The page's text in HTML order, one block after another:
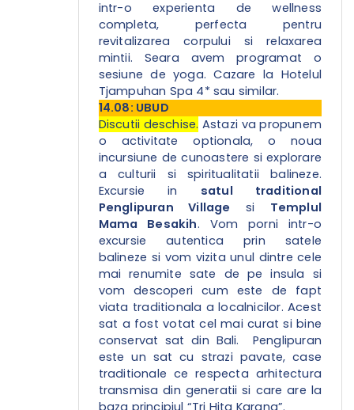
intr-o experienta de wellness
completa, perfecta pentru
revitalizarea corpului si relaxarea
mintii. Seara avem programat o
sesiune de yoga. Cazare la Hotelul
Tjampuhan Spa 4* sau similar.
14.08: UBUD
Discutii deschise. Astazi va propunem
o activitate optionala, o noua
incursiune de cunoastere si explorare
a culturii si spiritualitatii balineze.
Excursie in satul traditional
Penglipuran Village si Templul
Mama Besakih. Vom porni intr-o
excursie autentica prin satele
balineze si vom vizita unul dintre cele
mai renumite sate de pe insula si
vom descoperi cum este de fapt
viata traditionala a localnicilor. Acest
sat a fost votat cel mai curat si bine
conservat sat din Bali. Penglipuran
este un sat cu strazi pavate, case
traditionale ce respecta arhitectura
transmisa din generatii si care are la